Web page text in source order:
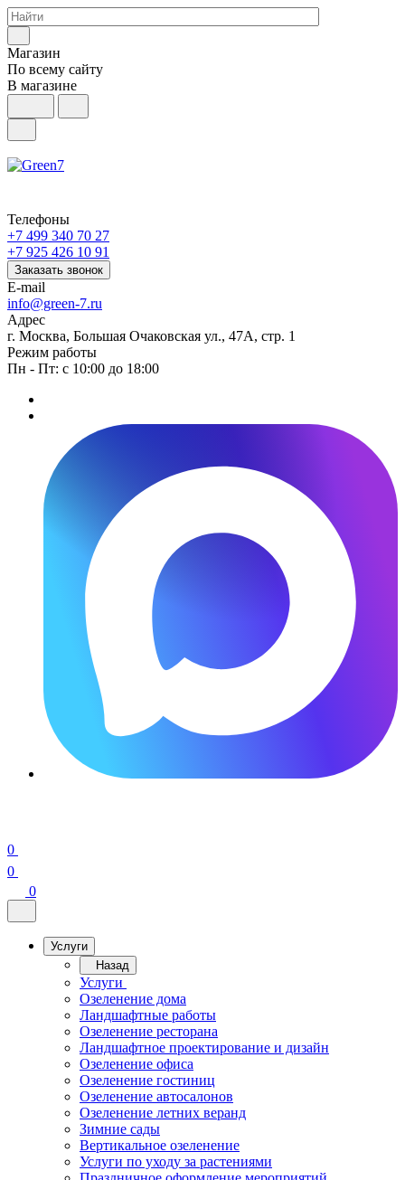
Магазин
По всему сайту
В магазине
Телефоны
+7 499 340 70 27
+7 925 426 10 91
Заказать звонок
E-mail
info@green-7.ru
Адрес
г. Москва, Большая Очаковская ул., 47А, стр. 1
Режим работы
Пн - Пт: с 10:00 до 18:00
0
0
0
Услуги
Назад
Услуги
Озеленение дома
Ландшафтные работы
Озеленение ресторана
Ландшафтное проектирование и дизайн
Озеленение офиса
Озеленение гостиниц
Озеленение автосалонов
Озеленение летних веранд
Зимние сады
Вертикальное озеленение
Услуги по уходу за растениями